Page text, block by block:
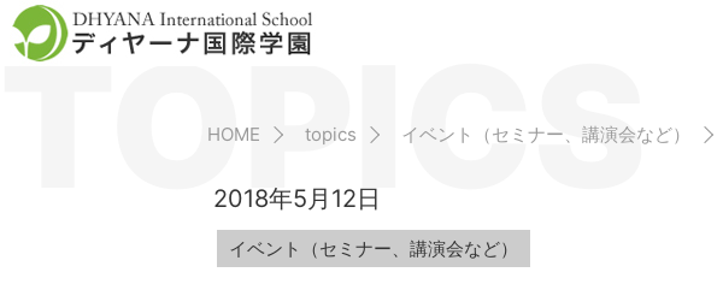
TOPICS
HOME topics イベント（セミナー、講演会など）
2018年5月12日
イベント（セミナー、講演会など）